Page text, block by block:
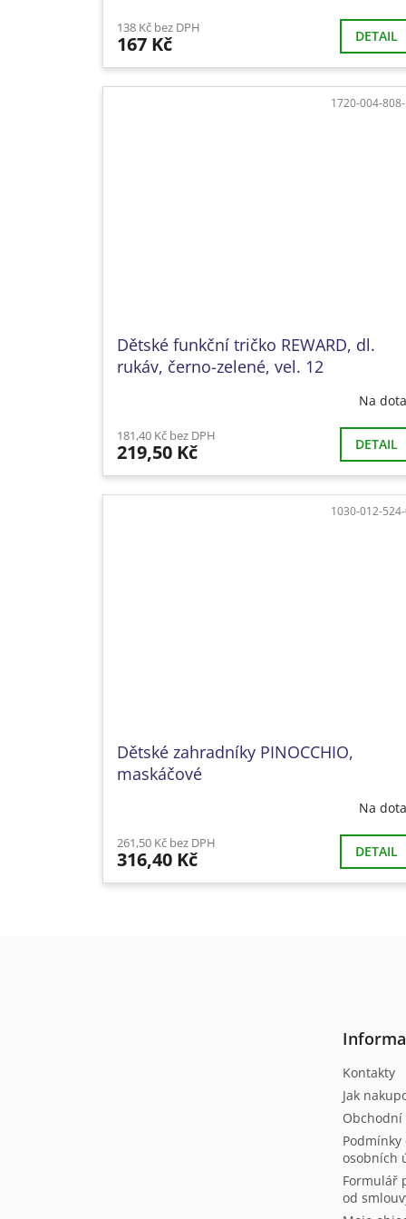
138 Kč bez DPH
167 Kč DETAIL
Dětské funkční tričko REWARD, dl.
rukáv, černo-zelené, vel. 12
Na
181,40 Kč bez DPH
219,50 Kč DETAIL
1720-004-
Dětské zahradníky PINOCCHIO,
maskáčové
Na
261,50 Kč bez DPH
316,40 Kč DETAIL
1030-012-
Kontakty
Jak
osobních
Formulář
od